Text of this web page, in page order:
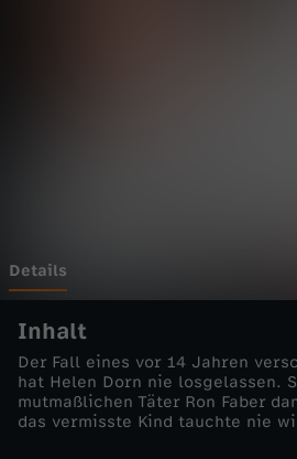
e
i
n
e
Details
Inhalt
Der Fall eines vor 14 Jahren
hat Helen Dorn nie losgelassen.
mutmaßlichen Täter Ron Faber
das vermisste Kind tauchte nie